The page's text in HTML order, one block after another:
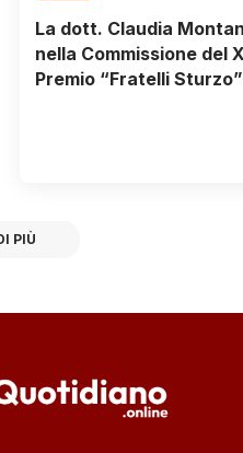
La dott. Claudia
nella Commissione del
Premio “Fratelli Sturzo”
PIÙ